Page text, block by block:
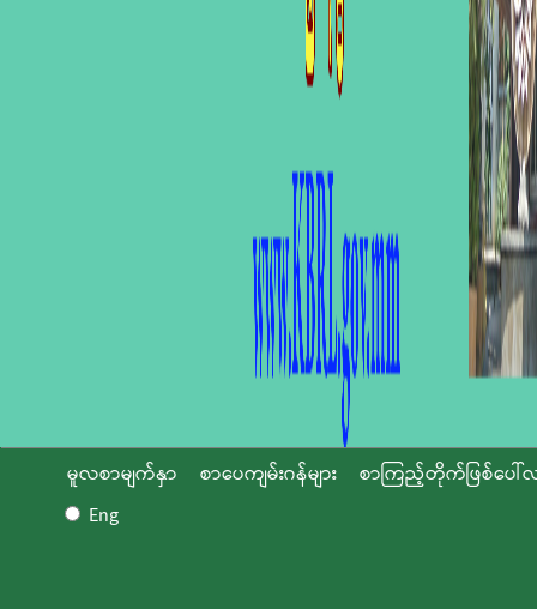
မူလစာမျက်နှာ စာပေကျမ်းဂန်များ
စာကြည့်တိုက်ဖြစ်ပေါ်
Eng